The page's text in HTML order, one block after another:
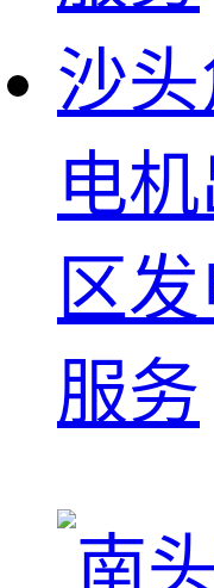
沙
电
区
服务